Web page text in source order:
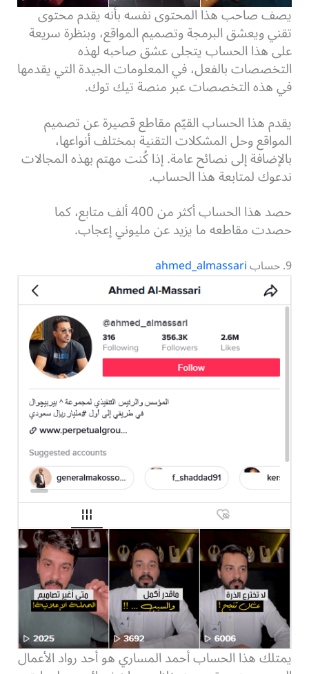
يصف صاحب هذا المحتوى نفسه بأنه يقدم محتوى
تقني ويعشق البرمجة وتصميم المواقع، وبنظرة سريعة
على هذا الحساب يتجلى عشق صاحبه لهذه
التخصصات بالفعل، في المعلومات الجيدة التي يقدمها
في هذه التخصصات عبر منصة تيك توك.
يقدم هذا الحساب القيّم مقاطع قصيرة عن تصميم
المواقع وحل المشكلات التقنية بمختلف أنواعها،
بالإضافة إلى نصائح عامة. إذا كُنت مهتم بهذه المجالات
ندعوك لمتابعة هذا الحساب.
حصد هذا الحساب أكثر من 400 ألف متابع، كما
حصدت مقاطعه ما يزيد عن مليوني إعجاب.
9. حساب ahmed_almassari
يمتلك هذا الحساب أحمد المساري هو أحد رواد الأعمال